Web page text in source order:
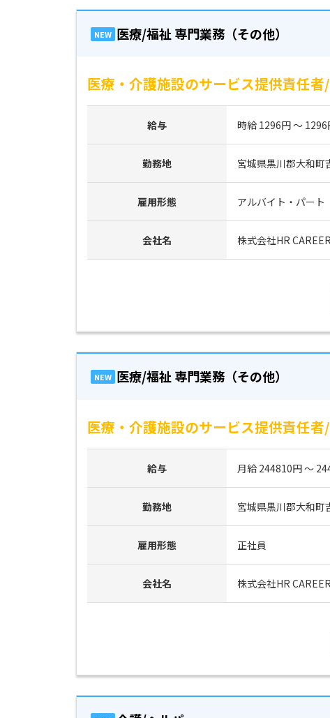
NEW 医療/福祉 専門業務（その他）
医療・介護施設のサービス提供責任
給与 時給 1296円 ～ 1296
勤務地 宮城県黒川郡大和町
雇用形態 アルバイト・パート
会社名 株式会社HR CAREER
NEW 医療/福祉 専門業務（その他）
医療・介護施設のサービス提供責任
給与 月給 244810円 ～
勤務地 宮城県黒川郡大和町
雇用形態 正社員
会社名 株式会社HR CAREER